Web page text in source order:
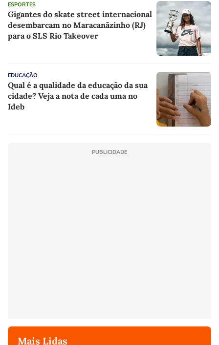
ESPORTES
Gigantes do skate street internacional
desembarcam no Maracanãzinho (RJ)
para o SLS Rio Takeover
EDUCAÇÃO
Qual é a qualidade da educação da sua
cidade? Veja a nota de cada uma no
Ideb
PUBLICIDADE
Mais Lidas